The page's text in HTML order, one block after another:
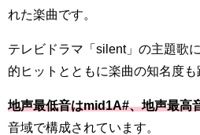
れた楽曲です。
テレビドラマ「silent」の主題歌
的ヒットとともに楽曲の知名度も
地声最低音はmid1A#、地声最高
音域で構成されています。